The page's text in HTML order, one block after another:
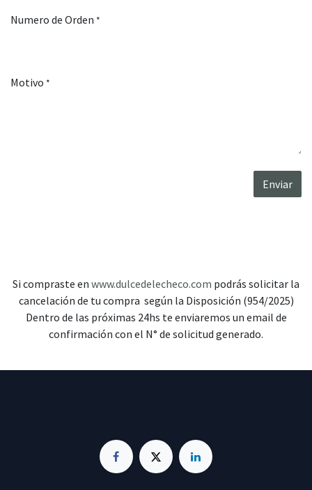
Numero de Orden *
Motivo *
Enviar
Si compraste en www.dulcedelecheco.com podrás solicitar la
cancelación de tu compra según la Disposición (954/2025)
Dentro de las próximas 24hs te enviaremos un email de
confirmación con el N° de solicitud generado.